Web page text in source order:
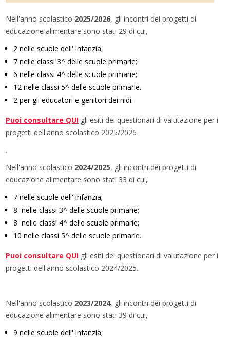
Nell'anno scolastico 2025/2026, gli incontri dei progetti di
educazione alimentare sono stati 29 di cui,
2 nelle scuole dell' infanzia;
7 nelle classi 3^ delle scuole primarie;
6 nelle classi 4^ delle scuole primarie;
12 nelle classi 5^ delle scuole primarie.
2 per gli educatori e genitori dei nidi.
Puoi consultare QUI gli esiti dei questionari di valutazione per i
progetti dell'anno scolastico 2025/2026
.
Nell'anno scolastico 2024/2025, gli incontri dei progetti di
educazione alimentare sono stati 33 di cui,
7 nelle scuole dell' infanzia;
8 nelle classi 3^ delle scuole primarie;
8 nelle classi 4^ delle scuole primarie;
10 nelle classi 5^ delle scuole primarie.
Puoi consultare QUI gli esiti dei questionari di valutazione per i
progetti dell'anno scolastico 2024/2025.
Nell'anno scolastico 2023/2024, gli incontri dei progetti di
educazione alimentare sono stati 39 di cui,
9 nelle scuole dell' infanzia;